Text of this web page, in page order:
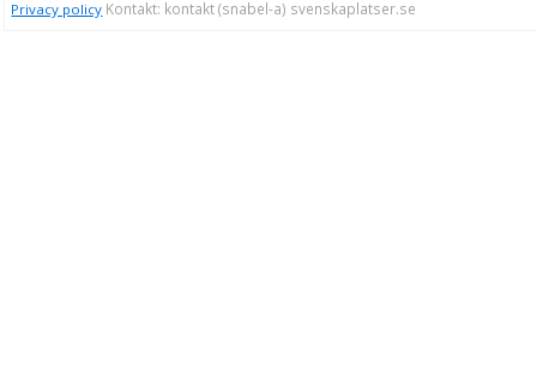
Privacy policy Kontakt: kontakt (snabel-a) svenskaplatser.se